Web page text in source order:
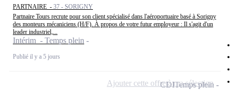
PARTNAIRE - 37 - SORIGNY
Partnaire Tours recrute pour son client spécialisé dans l'aéroportuaire basé à Sorigny
des monteurs mécaniciens (H/F). À propos de votre futur employeur : Il s'agit d'un
leader industriel,...
Intérim - Temps plein
Publié il y a 5 jours
CDITemps plein
Ajouter cette offre à ma sélection